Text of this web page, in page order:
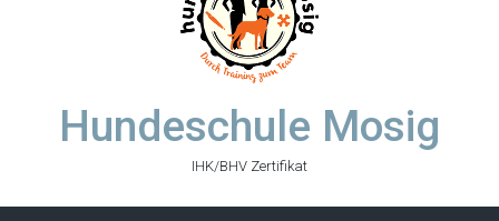
Hundeschule Mosig
IHK/BHV Zertifikat